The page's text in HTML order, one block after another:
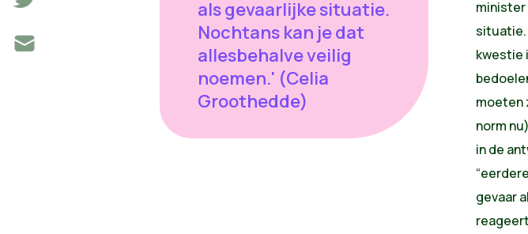
als gevaarlijke situatie.
Nochtans kan je dat
allesbehalve veilig
noemen.' (Celia
Groothedde)
minister
situatie.
kwestie
moeten
norm
in de
gevaar